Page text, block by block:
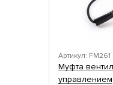
Артикул: FM261
Муфта
управлением